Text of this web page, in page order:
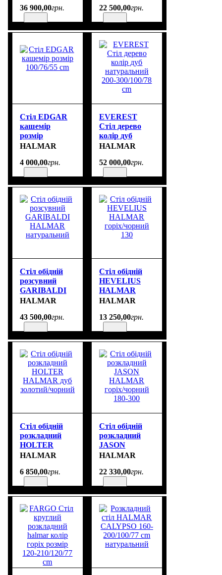
натуральний
36 900,00грн.
22 500,00грн.
Стіл EDGAR
кашемір
розмір
100/76/55 cm
HALMAR
4 000,00грн.
EVEREST
Стіл дерево
колір дуб
натуральний
cm
HALMAR
52 000,00грн.
Стіл обідній
розсувний
GARIBALDI
HALMAR
HALMAR
43 500,00грн.
Стіл обідній
HEVELIUS
HALMAR
горіх/чорний
HALMAR
13 250,00грн.
Стіл обідній
розкладний
HOLTER
HALMAR дуб
чорний
HALMAR
6 850,00грн.
Стіл обідній
розкладний
JASON
HALMAR
180-300
HALMAR
22 330,00грн.